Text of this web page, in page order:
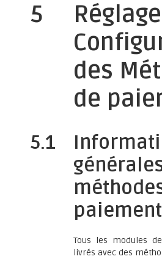
5
des
de
5.1
paiement
Tous les modules
livrés avec des